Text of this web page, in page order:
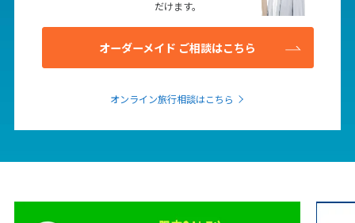
だけます。
オーダーメイド ご相談はこちら
オンライン旅行相談はこちら